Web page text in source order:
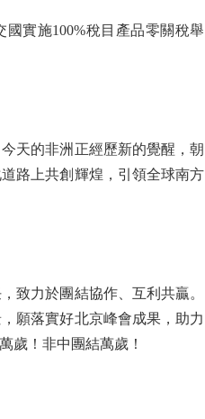
實施100%稅目產品零關稅舉
天的非洲正經歷新的覺醒，朝
路上共創輝煌，引領全球南方
力於團結協作、互利共贏。
願落實好北京峰會成果，助力
歲！非中團結萬歲！